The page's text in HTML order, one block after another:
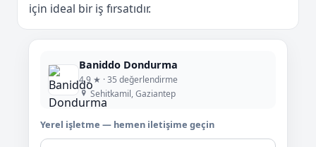
için ideal bir iş fırsatıdır.
Baniddo Dondurma
4,9 ★ · 35 değerlendirme
Sehitkamil, Gaziantep
Yerel işletme — hemen iletişime geçin